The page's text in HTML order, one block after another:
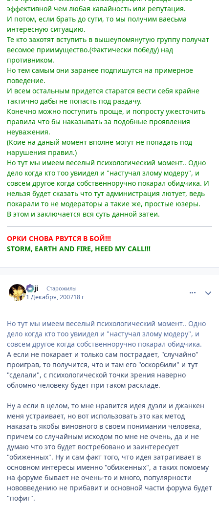
эффективной чем любая кавайность или репутация.
И потом, если брать до сути, то мы получим ваесьма
интересную ситуацию.
Те кто захотят вступить в вышеупомянутую группу получат
весомое приимущество.(Фактически победу) над
противником.
Но тем самым они заранее подпишутся на примерное
поведение.
И всем остальным придется старатся вести себя крайне
тактично дабы не попасть под раздачу.
Конечно можно поступить проще, и попросту ужесточить
правила что бы наказывать за подобные проявления
неуважения.
(Коие на даный момент вполне могут не попадать под
нарушения правил.)
Но тут мы имеем веселый психологический момент.. Одно
дело когда кто тоо увиидел и "настучал злому модеру", и
совсем другое когда собственноручно покарал обидчика. И
нельзя будет сказать что тут администрация лютует, ведь
покарали то не модераторы а такие же, простые юзеры.
В этом и заключается вся суть данной затеи.
ОРКИ СНОВА РВУТСЯ В БОЙ!!!
STORM, EARTH AND FIRE, HEED MY CALL!!!
euji Старожилы
1 Декабря, 200718 г
Но тут мы имеем веселый психологический момент.. Одно
дело когда кто тоо увиидел и "настучал злому модеру", и
совсем другое когда собственноручно покарал обидчика.
А если не покарает и только сам пострадает, "случайно"
проиграв, то получится, что и там его "оскорбили" и тут
"сделали", с психологической точки зрения наверно
обломно человеку будет при таком раскладе.
Ну а если в целом, то мне нравится идея дуэли и джанкен
меня устраивает, но вот использовать это как метод
наказать якобы виновного в своем понимании человека,
причем со случайным исходом по мне не очень, да и не
думаю что это будет востребовано и заинтересует
"обиженных". Ну и сам факт того, что идея затрагивает в
основном интересы именно "обиженных", а таких помоему
на форуме бывает не очень-то и много, популярности
нововведению не прибавит и основной части форума будет
"пофиг".